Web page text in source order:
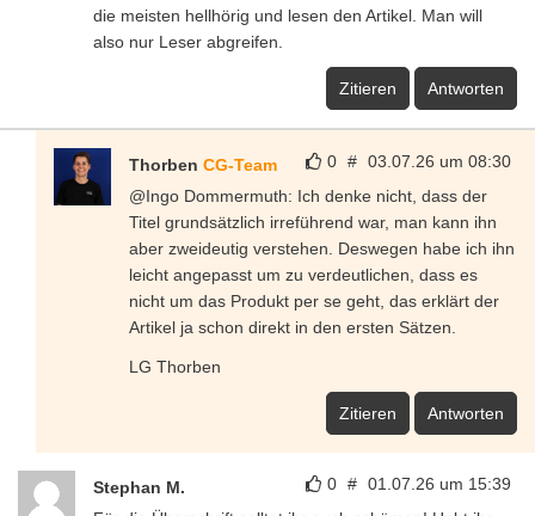
die meisten hellhörig und lesen den Artikel. Man will
also nur Leser abgreifen.
Zitieren Antworten
0 # 03.07.26 um 08:30
Thorben CG-Team
@Ingo Dommermuth: Ich denke nicht, dass der
Titel grundsätzlich irreführend war, man kann ihn
aber zweideutig verstehen. Deswegen habe ich ihn
leicht angepasst um zu verdeutlichen, dass es
nicht um das Produkt per se geht, das erklärt der
Artikel ja schon direkt in den ersten Sätzen.
LG Thorben
Zitieren Antworten
0 # 01.07.26 um 15:39
Stephan M.